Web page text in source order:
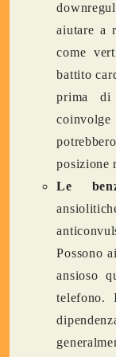
aiutare a
come
battito
prima di
posizione
Le
Possono
ansioso
telefono.